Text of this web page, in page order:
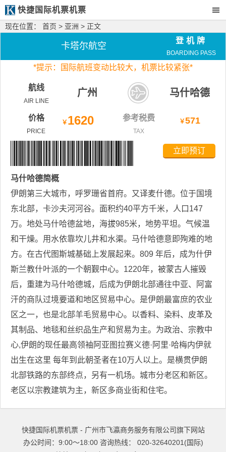
快捷国际机票机票
现在位置： 首页 > 亚洲 > 正文
卡塔尔航空
登机牌
BOARDING PASS
*提示：国际航班变动比较大， 机票比较紧张*
航线
AIR LINE
广州 马什哈德
价格
PRICE
￥ 1620 参考税费
TAX
￥571
立即预订
马什哈德简概
伊朗第三大城市，呼罗珊省首府。又译麦什德。位于国境
东北部，卡沙夫河河谷。面积约40平方千米，人口147
万。地处马什哈德盆地，海拔985米，地势平坦。气候温
和干燥。用水依靠坎儿井和水渠。马什哈德意即殉难的地
方。在古代图斯城基础上发展起来。809 年后，成为什伊
斯兰教什叶派的一个朝觐中心。1220年，被蒙古人摧毁
后，重建为马什哈德城，后成为伊朗北部通往中亚、阿富
汗的商队过境要道和地区贸易中心。是伊朗最富庶的农业
区之一，也是北部羊毛贸易中心。以香料、染料、皮革及
其制品、地毯和丝织品生产和贸易为主。为政治、宗教中
心,伊朗的现任最高领袖阿亚图拉赛义德·阿里·哈梅内伊就
出生在这里 每年到此朝圣者在10万人以上。是横贯伊朗
北部铁路的东部终点，另有一机场。城市分老区和新区。
老区以宗教建筑为主，新区多商业街和住宅。
快捷国际机票机票 - 广州市飞瀛商务服务有限公司旗下网站
办公时间：9:00～18:00 咨询热线： 020-32640201(国际)